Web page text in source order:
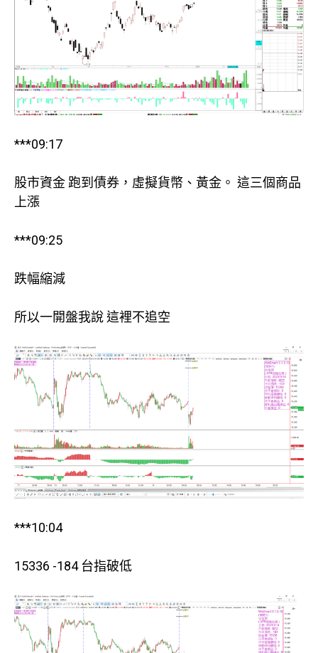
***09:17
股市資金 跑到債券，虛擬貨幣、黃金。 這三個商品
上漲
***09:25
跌幅縮減
所以一開盤我說 這裡不追空
***10:04
15336 -184 台指破低